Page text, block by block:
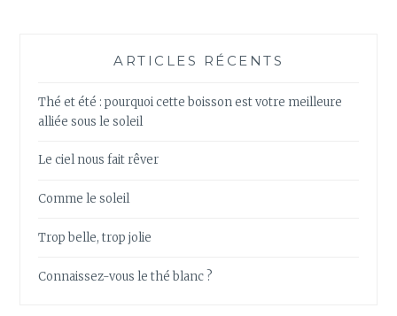
ARTICLES RÉCENTS
Thé et été : pourquoi cette boisson est votre meilleure
alliée sous le soleil
Le ciel nous fait rêver
Comme le soleil
Trop belle, trop jolie
Connaissez-vous le thé blanc ?